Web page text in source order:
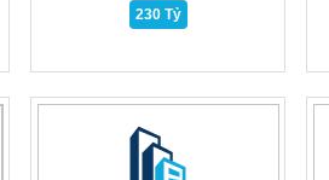
230 Tỷ